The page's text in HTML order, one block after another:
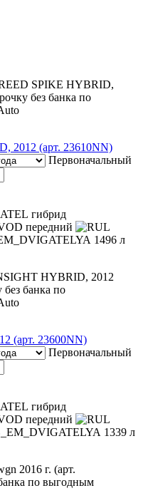
2012 (арт. 23610NN)
Первоначальный
гибрид
передний
1496 л
(арт. 23600NN)
Первоначальный
гибрид
передний
1339 л